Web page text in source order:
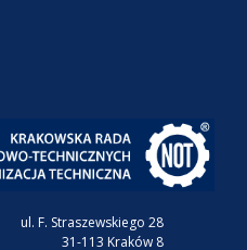
ul. F. Straszewskiego 28
31-113 Kraków 8